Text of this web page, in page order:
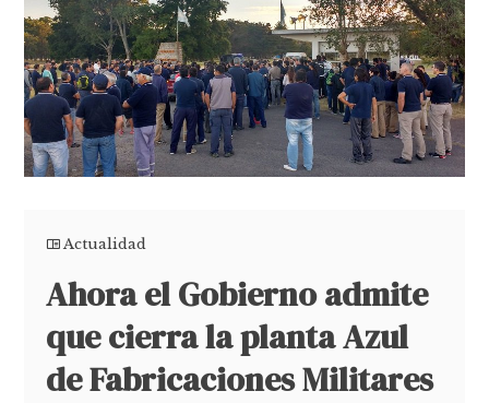
Actualidad
Ahora el Gobierno admite
que cierra la planta Azul
de Fabricaciones Militares